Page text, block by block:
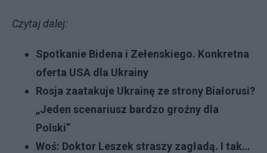
Czytaj dalej:
Spotkanie Bidena i Zełenskiego. Konkretna
oferta USA dla Ukrainy
Rosja zaatakuje Ukrainę ze strony Białorusi?
„Jeden scenariusz bardzo groźny dla
Polski”
Woś: Doktor Leszek straszy zagładą. I tak…